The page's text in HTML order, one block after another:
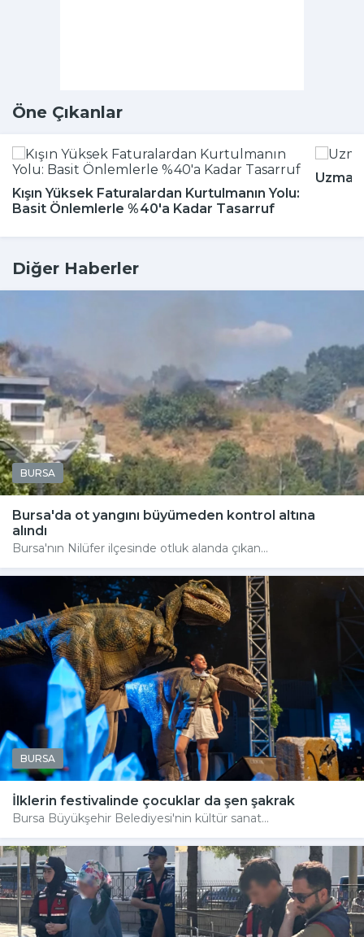
Öne Çıkanlar
Kışın Yüksek Faturalardan Kurtulmanın Yolu:
Basit Önlemlerle %40'a Kadar Tasarruf
Diğer Haberler
BURSA
Bursa'da ot yangını büyümeden kontrol altına
alındı
Bursa'nın Nilüfer ilçesinde otluk alanda çıkan...
BURSA
İlklerin festivalinde çocuklar da şen şakrak
Bursa Büyükşehir Belediyesi'nin kültür sanat...